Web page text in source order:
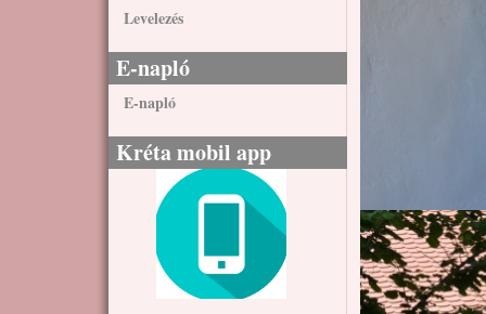
Levelezés
E-napló
E-napló
Kréta mobil app